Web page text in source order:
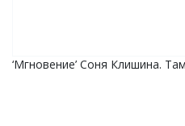
‘Мгновение’ Соня Клишина.